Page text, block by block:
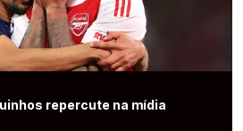
repercute na mídia